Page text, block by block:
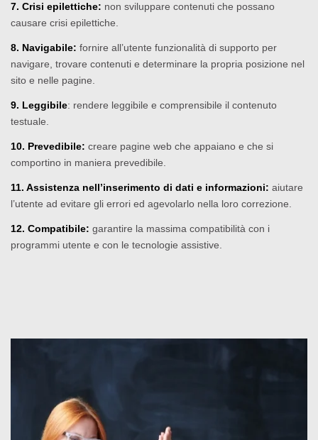
7. Crisi epilettiche: non sviluppare contenuti che possano
causare crisi epilettiche.
8. Navigabile: fornire all’utente funzionalità di supporto per
navigare, trovare contenuti e determinare la propria posizione nel
sito e nelle pagine.
9. Leggibile: rendere leggibile e comprensibile il contenuto
testuale.
10. Prevedibile: creare pagine web che appaiano e che si
comportino in maniera prevedibile.
11. Assistenza nell’inserimento di dati e informazioni: aiutare
l’utente ad evitare gli errori ed agevolarlo nella loro correzione.
12. Compatibile: garantire la massima compatibilità con i
programmi utente e con le tecnologie assistive.